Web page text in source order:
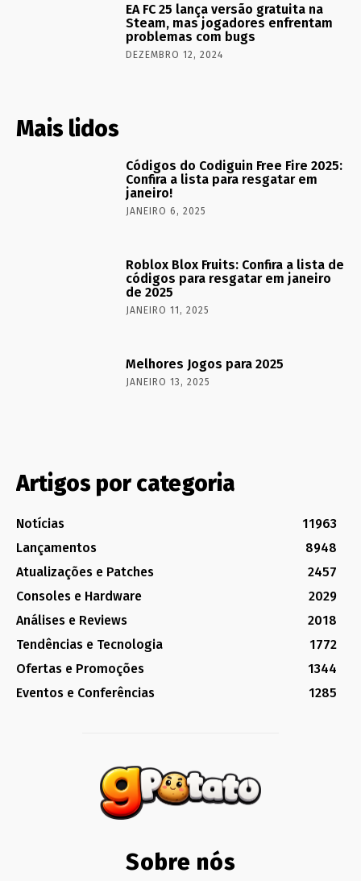
EA FC 25 lança versão gratuita na
Steam, mas jogadores enfrentam
problemas com bugs
DEZEMBRO 12, 2024
Mais lidos
Códigos do Codiguin Free Fire 2025:
Confira a lista para resgatar em
janeiro!
JANEIRO 6, 2025
Roblox Blox Fruits: Confira a lista de
códigos para resgatar em janeiro
de 2025
JANEIRO 11, 2025
Melhores Jogos para 2025
JANEIRO 13, 2025
Artigos por categoria
Notícias
11963
Lançamentos
8948
Atualizações e Patches
2457
Consoles e Hardware
2029
Análises e Reviews
2018
Tendências e Tecnologia
1772
Ofertas e Promoções
1344
Eventos e Conferências
1285
Sobre nós